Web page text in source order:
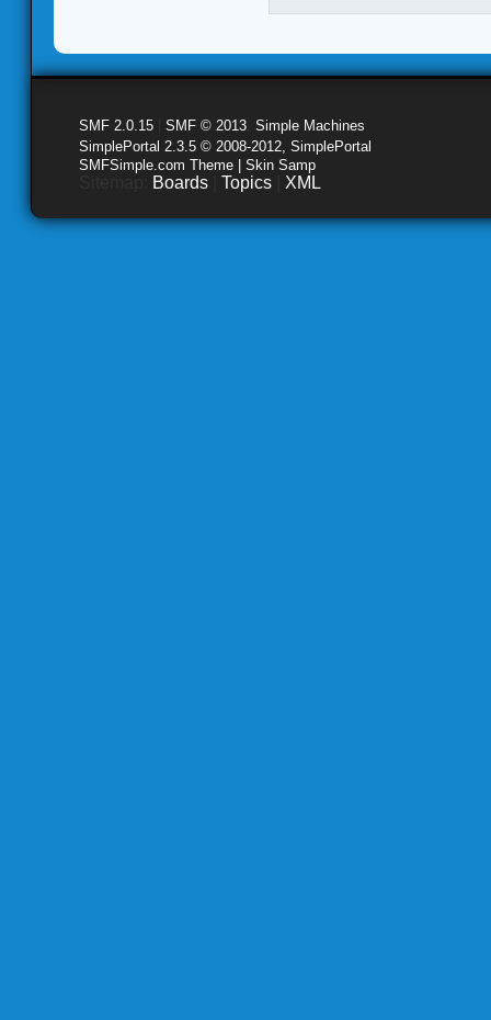
SMF 2.0.15 SMF © 2013 Simple Machines
SimplePortal 2.3.5 © 2008-2012, SimplePortal
SMFSimple.com Theme | Skin Samp
Boards Topics XML